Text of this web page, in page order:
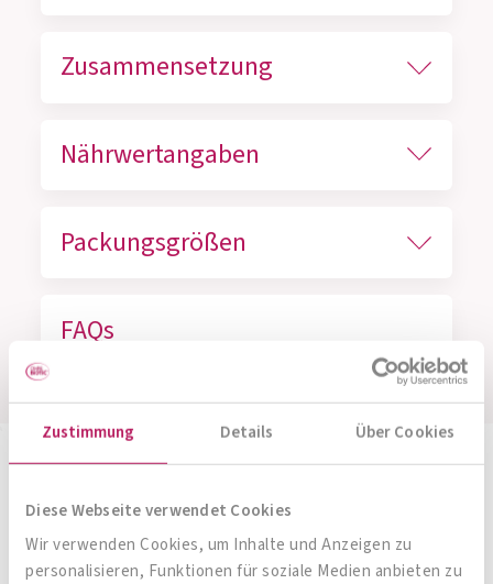
Zustimmung Details Über Cookies
Diese Webseite verwendet Cookies
Wir verwenden Cookies, um Inhalte und Anzeigen zu
personalisieren, Funktionen für soziale Medien anbieten zu
Zusammensetzung
Nährwertangaben
Packungsgrößen
FAQs
Höchste Qualität für Ihr
"bauchgefühl"